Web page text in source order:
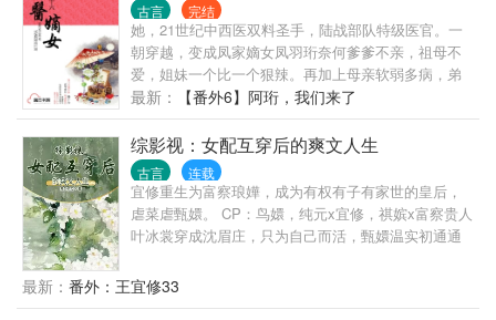
古言 完结
她，21世纪中西医双料圣手，陆战部队特级医官。一
朝穿越，变成凤家嫡女凤羽珩奈何爹爹不亲，祖母不
爱，姐妹一个比一个狠辣。再加上母亲软弱多病，弟
弟年幼，她爹变本加厉将府中姨娘扶正，还将她许给
一个瘸了腿毁了容的九皇子？穿越重生，绝不能再像
原主那般窝囊！她要争，要斗，要比毒辣之人更毒
辣，阴险之人更阴险，即便粉身碎骨万劫不复，也要
保护她想保护的人。抚上腕间凤凰胎记，前世的私人
药房跟随而来。百年人参算什么？她一出手便是已成
人形的千年老参；中药苦汤难入口？西药胶囊包你药
到病除；急性阑尾炎要人命？直接割掉割掉。人人可
爱没关系，皇帝疼，太后亲，世子身边转，皇子是知
最新： 【番外6】阿珩，我们来了
综影视：女配互穿后的爽文人生
古言 连载
宜修重生为富察琅嬅，成为有权有子有家世的皇后，
虐菜虐甄嬛。 CP：鸟嬛，纯元x宜修，祺嫔x富察贵人
叶冰裳穿成沈眉庄，只为自己而活，甄嬛温实初通通
女，一身技能心机无处安放。 富察琅嬅穿成宜修，这
把高端局，摆烂。
最新： 番外：王宜修33